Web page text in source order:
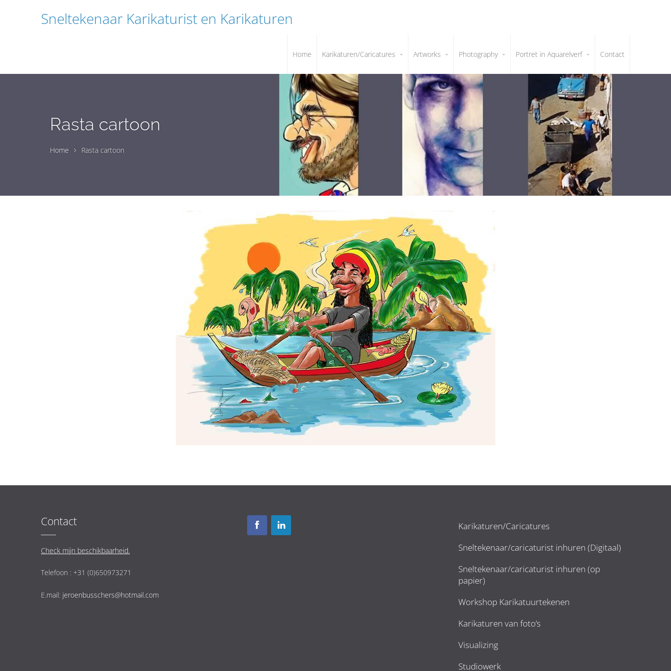
Sneltekenaar Karikaturist en Karikaturen
Home Karikaturen/Caricatures Artworks Photography Portret in Aquarelverf Contact
Rasta cartoon
Home Rasta cartoon
Contact
Check mijn beschikbaarheid.
Telefoon : +31 (0)650973271
E.mail: jeroenbusschers@hotmail.com
Karikaturen/Caricatures
Sneltekenaar/caricaturist inhuren (Digitaal)
Sneltekenaar/caricaturist inhuren (op
papier)
Workshop Karikatuurtekenen
Karikaturen van foto’s
Visualizing
Studiowerk